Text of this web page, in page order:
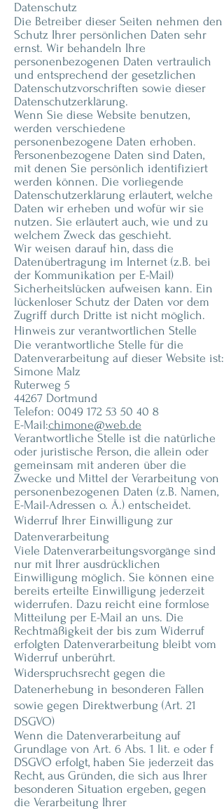
Datenschutz
Die Betreiber dieser Seiten nehmen den
Schutz Ihrer persönlichen Daten sehr
ernst. Wir behandeln Ihre
personenbezogenen Daten vertraulich
und entsprechend der gesetzlichen
Datenschutzvorschriften sowie dieser
Datenschutzerklärung.
Wenn Sie diese Website benutzen,
werden verschiedene
personenbezogene Daten erhoben.
Personenbezogene Daten sind Daten,
mit denen Sie persönlich identifiziert
werden können. Die vorliegende
Datenschutzerklärung erläutert, welche
Daten wir erheben und wofür wir sie
nutzen. Sie erläutert auch, wie und zu
welchem Zweck das geschieht.
Wir weisen darauf hin, dass die
Datenübertragung im Internet (z.B. bei
der Kommunikation per E-Mail)
Sicherheitslücken aufweisen kann. Ein
lückenloser Schutz der Daten vor dem
Zugriff durch Dritte ist nicht möglich.
Hinweis zur verantwortlichen Stelle
Die verantwortliche Stelle für die
Datenverarbeitung auf dieser Website ist:
Simone Malz
Ruterweg 5
44267 Dortmund
Telefon: 0049 172 53 50 40 8
E-Mail:chimone@web.de
Verantwortliche Stelle ist die natürliche
oder juristische Person, die allein oder
gemeinsam mit anderen über die
Zwecke und Mittel der Verarbeitung von
personenbezogenen Daten (z.B. Namen,
E-Mail-Adressen o. Ä.) entscheidet.
Widerruf Ihrer Einwilligung zur
Datenverarbeitung
Viele Datenverarbeitungsvorgänge sind
nur mit Ihrer ausdrücklichen
Einwilligung möglich. Sie können eine
bereits erteilte Einwilligung jederzeit
widerrufen. Dazu reicht eine formlose
Mitteilung per E-Mail an uns. Die
Rechtmäßigkeit der bis zum Widerruf
erfolgten Datenverarbeitung bleibt vom
Widerruf unberührt.
Widerspruchsrecht gegen die
Datenerhebung in besonderen Fällen
sowie gegen Direktwerbung (Art. 21
DSGVO)
Wenn die Datenverarbeitung auf
Grundlage von Art. 6 Abs. 1 lit. e oder f
DSGVO erfolgt, haben Sie jederzeit das
Recht, aus Gründen, die sich aus Ihrer
besonderen Situation ergeben, gegen
die Verarbeitung Ihrer